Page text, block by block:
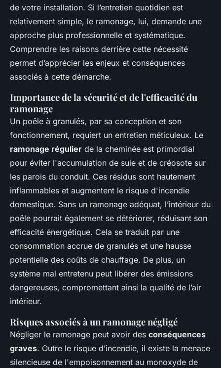
de votre installation. Si l’entretien quotidien est
relativement simple, le ramonage, lui, demande une
approche plus professionnelle et systématique.
Comprendre les raisons derrière cette nécessité
permet d’apprécier les enjeux et conséquences
associés à cette démarche.
Importance de la sécurité et de l'efficacité du
ramonage
Un poêle à granulés, par sa conception et son
fonctionnement, requiert un entretien méticuleux. Le
ramonage régulier de la cheminée est primordial
pour éviter l'accumulation de suie et de créosote sur
les parois du conduit. Ces résidus sont hautement
inflammables et augmentent le risque d'incendie
domestique. Sans un ramonage adéquat, l’intérieur du
poêle pourrait également se détériorer, réduisant son
efficacité énergétique. Cela se traduit par une
consommation accrue de granulés et une hausse
potentielle des coûts de chauffage. De plus, un
système mal entretenu peut libérer des émissions
dangereuses, compromettant ainsi la qualité de l’air
intérieur.
Risques associés à un ramonage négligé
Négliger le ramonage peut avoir des conséquences
graves. Outre le risque d’incendie, il existe la menace
silencieuse de l'empoisonnement au monoxyde de